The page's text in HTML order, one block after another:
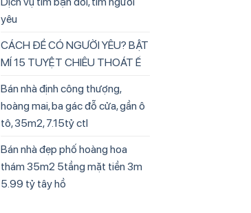
yêu
CÁCH ĐỂ CÓ NGƯỜI YÊU? BẬT
MÍ 15 TUYỆT CHIÊU THOÁT Ế
Bán nhà định công thượng,
hoàng mai, ba gác đỗ cửa, gần ô
tô, 35m2, 7.15tỷ ctl
Bán nhà đẹp phố hoàng hoa
thám 35m2 5tầng mặt tiền 3m
5.99 tỷ tây hồ